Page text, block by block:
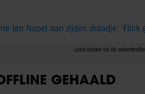
ten Napel aan zijden draadje: ‘Flink
GEHAALD